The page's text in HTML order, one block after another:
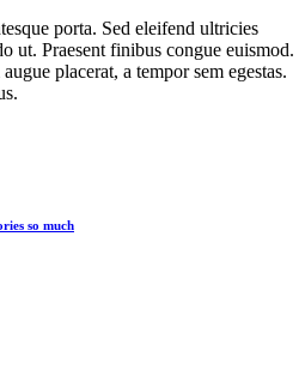
porta. Sed eleifend ultricies
ut. Praesent finibus congue euismod.
placerat, a tempor sem egestas.
so much